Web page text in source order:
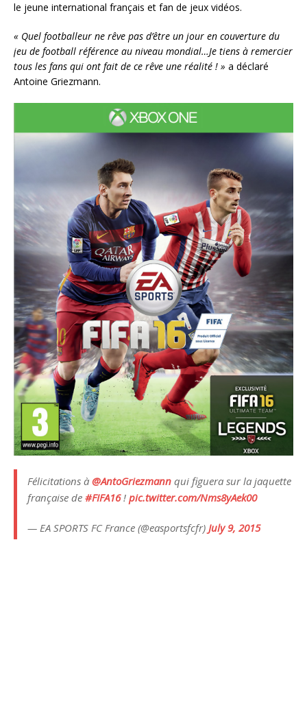
le jeune international français et fan de jeux vidéos.
« Quel footballeur ne rêve pas d’être un jour en couverture du
jeu de football référence au niveau mondial…Je tiens à remercier
tous les fans qui ont fait de ce rêve une réalité ! » a déclaré
Antoine Griezmann.
Félicitations à @AntoGriezmann qui figuera sur la jaquette
française de #FIFA16! pic.twitter.com/Nms8yAek00
— EA SPORTS FC France (@easportsfcfr) July 9, 2015